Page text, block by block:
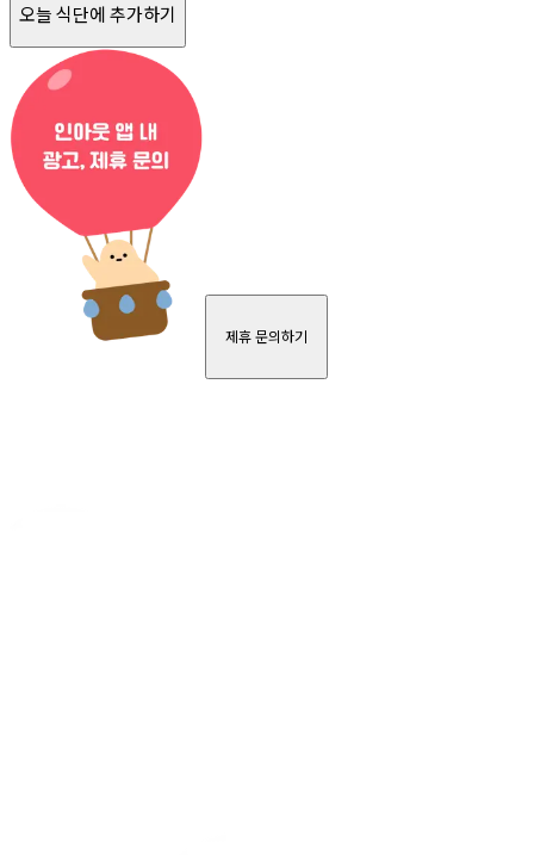
오늘 식단에 추가하기
제휴 문의하기